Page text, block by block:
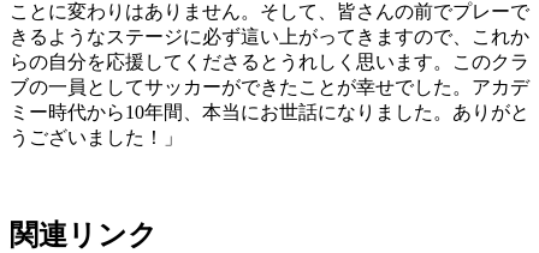
ことに変わりはありません。そして、皆さんの前でプレーで
きるようなステージに必ず這い上がってきますので、これか
らの自分を応援してくださるとうれしく思います。このクラ
ブの一員としてサッカーができたことが幸せでした。アカデ
ミー時代から10年間、本当にお世話になりました。ありがと
うございました！」
関連リンク